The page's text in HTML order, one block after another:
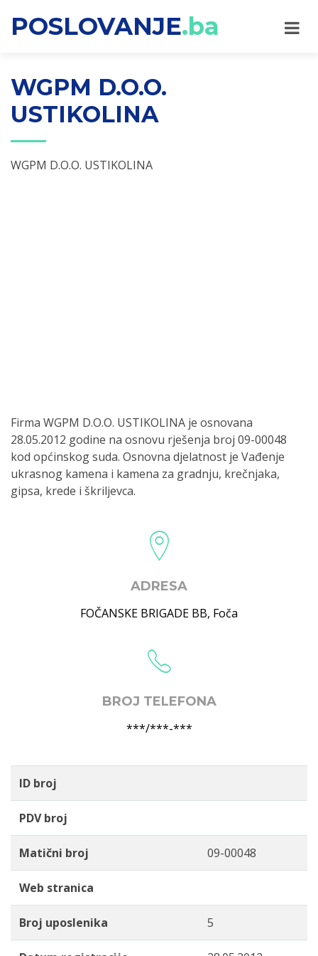
POSLOVANJE.ba
WGPM D.O.O.
USTIKOLINA
WGPM D.O.O. USTIKOLINA
Firma WGPM D.O.O. USTIKOLINA je osnovana
28.05.2012 godine na osnovu rješenja broj 09-00048
kod općinskog suda. Osnovna djelatnost je Vađenje
ukrasnog kamena i kamena za gradnju, krečnjaka,
gipsa, krede i škriljevca.
ADRESA
FOČANSKE BRIGADE BB, Foča
BROJ TELEFONA
***/***-***
ID broj
PDV broj
Matični broj 09-00048
Web stranica
Broj uposlenika 5